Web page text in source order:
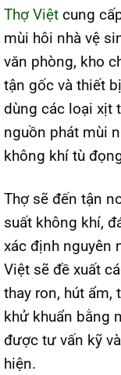
Thợ Việt cung
mùi hôi nhà vệ
văn phòng, kho
tận gốc và thiết
dùng các loại xịt
nguồn phát mùi
không khí tù
Thợ sẽ đến tận
suất không khí,
xác định nguyên
Việt sẽ đề xuất
thay ron, hút ẩm,
khử khuẩn bằng
được tư vấn kỹ
hiện.